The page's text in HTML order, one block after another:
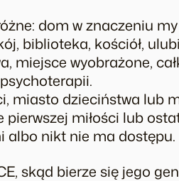
dom w znaczeniu
biblioteka, kościół,
miejsce wyobrażone,
miasto dzieciństwa lub
miłości lub
albo nikt nie ma dostępu.
skąd bierze się jego